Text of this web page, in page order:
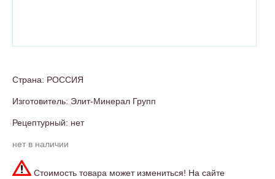
Страна: РОССИЯ
Изготовитель: Элит-Минерал Групп
Рецептурный: нет
нет в наличии
Стоимость товара может измениться! На сайте